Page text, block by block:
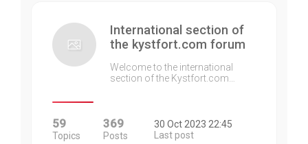
International section of
the kystfort.com forum
Welcome to the international
section of the Kystfort.com…
59
Topics
369
Posts
30 Oct 2023 22:45
Last post